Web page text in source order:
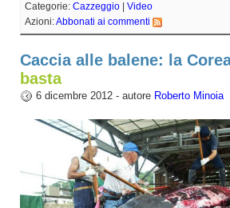
Categorie: Cazzeggio
Video
Azioni:Abbonati ai commenti
Caccia alle balene: la
basta
6 dicembre 2012 - autore Roberto Minoia